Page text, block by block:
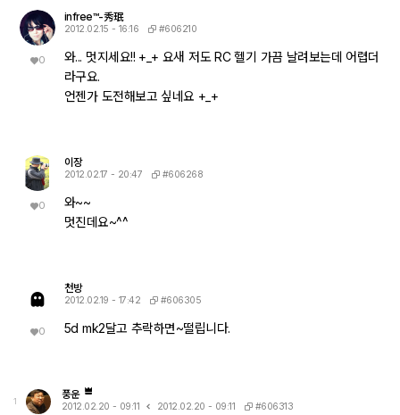
0
infree™-秀珉
2012.02.15 - 16:16 #606210
와... 멋지세요!! +_+ 요새 저도 RC 헬기 가끔 날려보는데 어렵더
라구요.
언젠가 도전해보고 싶네요 +_+
0
이장
2012.02.17 - 20:47 #606268
와~~
멋진데요~^^
0
천방
2012.02.19 - 17:42 #606305
5d mk2달고 추락하면~떨립니다.
1
풍운
2012.02.20 - 09:11 2012.02.20 - 09:11 #606313